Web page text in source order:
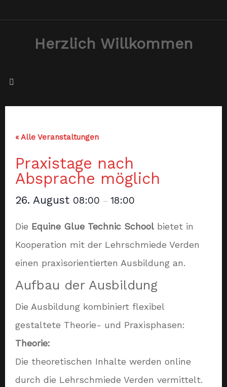
Herzlich Willkommen
« Alle Veranstaltungen
Praxistage nach
Absprache möglich
26. August 08:00 – 18:00
Die Equine Glue Technic School bietet in
Kooperation mit der Lehrschmiede Verden
einen praxisorientierten Ausbildung an.
Aufbau der Ausbildung
Die Ausbildung kombiniert flexibel
gestaltete Theorie- und Praxisphasen:
Theorie:
Die theoretischen Inhalte werden online
durch die Lehrschmiede Verden vermittelt.